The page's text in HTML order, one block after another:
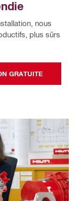
nous
plus sûrs
GRATUITE